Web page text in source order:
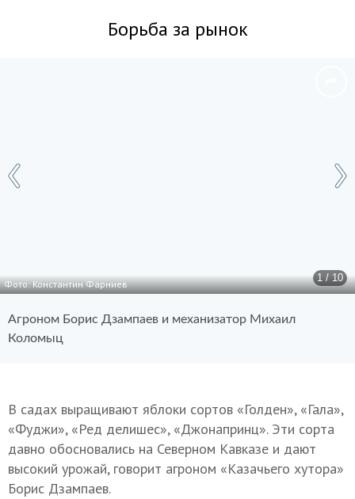
Борьба за рынок
1 / 10
Фото: Константин Фарниев
Агроном Борис Дзампаев и механизатор Михаил
Коломыц
В садах выращивают яблоки сортов «Голден», «Гала»,
«Фуджи», «Ред делишес», «Джонапринц». Эти сорта
давно обосновались на Северном Кавказе и дают
высокий урожай, говорит агроном «Казачьего хутора»
Борис Дзампаев.